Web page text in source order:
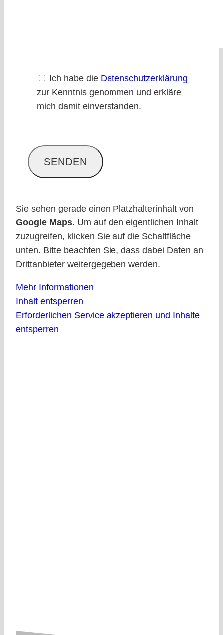
lasse
dieses
Feld
Ich habe die Datenschutzerklärung
zur Kenntnis genommen und erkläre
mich damit einverstanden.
Sie sehen gerade einen Platzhalterinhalt von
Google Maps. Um auf den eigentlichen Inhalt
zuzugreifen, klicken Sie auf die Schaltfläche
unten. Bitte beachten Sie, dass dabei Daten an
Drittanbieter weitergegeben werden.
Mehr Informationen
Inhalt entsperren
Erforderlichen Service akzeptieren und Inhalte
entsperren